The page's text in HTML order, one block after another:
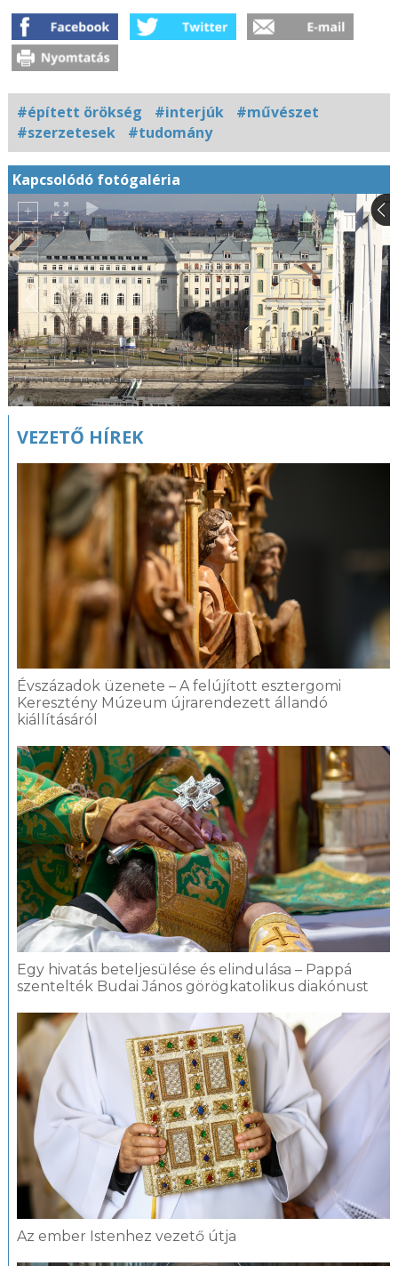
#épített örökség #interjúk
#művészet
#szerzetesek
#tudomány
Kapcsolódó fotógaléria
VEZETŐ HÍREK
Évszázadok üzenete – A felújított esztergomi
Keresztény Múzeum újrarendezett állandó
kiállításáról
Egy hivatás beteljesülése és elindulása – Pappá
szentelték Budai János görögkatolikus diakónust
Az ember Istenhez vezető útja